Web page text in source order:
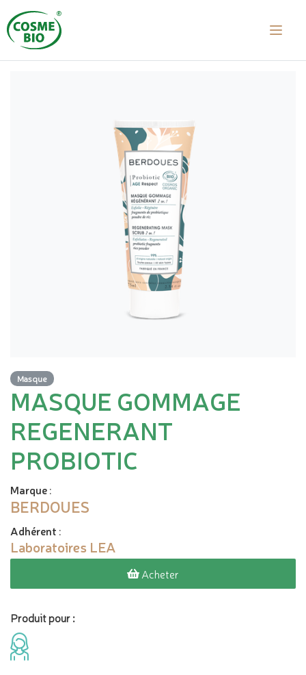
Masque
MASQUE GOMMAGE
REGENERANT
PROBIOTIC
Marque:
BERDOUES
Adhérent :
Laboratoires LEA
Acheter
Produit pour :